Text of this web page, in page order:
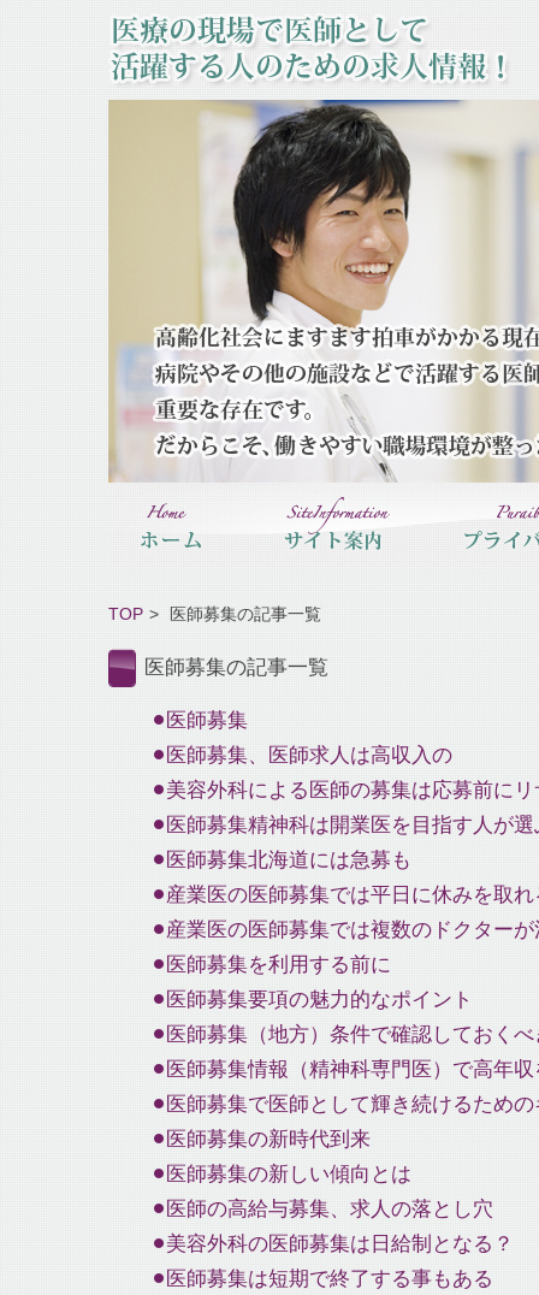
TOP 医師募集の記事一覧
医師募集の記事一覧
医師募集
医師募集、医師求人は高収入の
美容外科による医師の募集は応募前に
医師募集精神科は開業医を目指す人が選
医師募集北海道には急募も
産業医の医師募集では平日に休みを取れ
産業医の医師募集では複数のドクターが
医師募集を利用する前に
医師募集要項の魅力的なポイント
医師募集（地方）条件で確認しておく
医師募集情報（精神科専門医）で高年
医師募集で医師として輝き続けるため
医師募集の新時代到来
医師募集の新しい傾向とは
医師の高給与募集、求人の落とし穴
美容外科の医師募集は日給制となる？
医師募集は短期で終了する事もある